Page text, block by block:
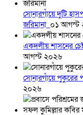
সোনারগাঁয়ে দুটি
জরিমানা ০১ আগস্ট
একদলীয় শাসনের
আগস্ট ২০২৬
সোনারগাঁয়ে পুকুরের
২০২৬